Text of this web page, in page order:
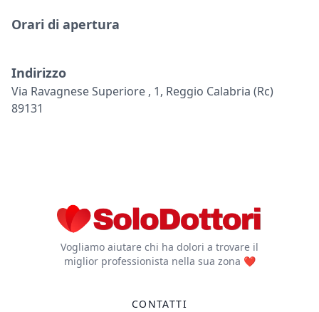
Orari di apertura
Indirizzo
Via Ravagnese Superiore , 1, Reggio Calabria (rc)
89131
Vogliamo aiutare chi ha dolori a trovare il
miglior professionista nella sua zona ❤️
CONTATTI